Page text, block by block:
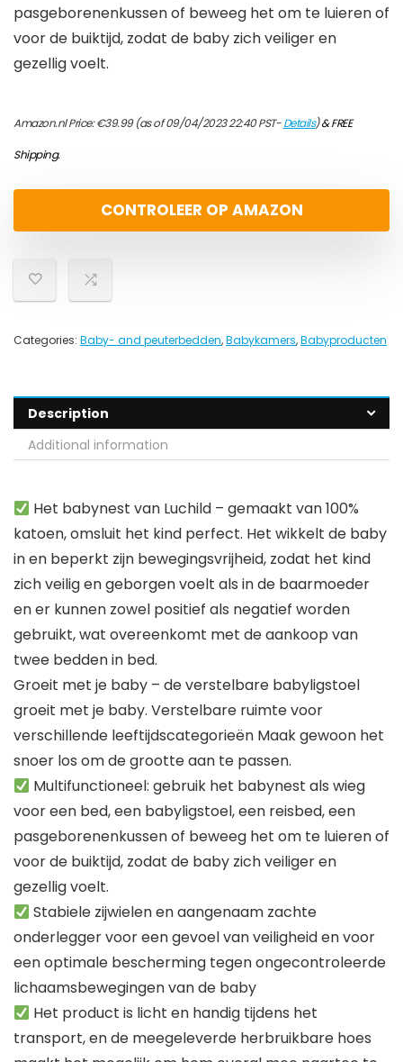
pasgeborenenkussen of beweeg het om te luieren of
voor de buiktijd, zodat de baby zich veiliger en
gezellig voelt.
Amazon.nl Price:€39.99(as of 09/04/2023 22:40 PST-Details)&FREE
Shipping.
CONTROLEER OP AMAZON
Categories: Baby- and peuterbedden,Babykamers,Babyproducten
Description
Additional information
Het babynest van Luchild – gemaakt van 100%
katoen, omsluit het kind perfect. Het wikkelt de baby
in en beperkt zijn bewegingsvrijheid, zodat het kind
zich veilig en geborgen voelt als in de baarmoeder
en er kunnen zowel positief als negatief worden
gebruikt, wat overeenkomt met de aankoop van
twee bedden in bed.
Groeit met je baby – de verstelbare babyligstoel
groeit met je baby. Verstelbare ruimte voor
verschillende leeftijdscategorieën Maak gewoon het
snoer los om de grootte aan te passen.
Multifunctioneel: gebruik het babynest als wieg
voor een bed, een babyligstoel, een reisbed, een
pasgeborenenkussen of beweeg het om te luieren of
voor de buiktijd, zodat de baby zich veiliger en
gezellig voelt.
Stabiele zijwielen en aangenaam zachte
onderlegger voor een gevoel van veiligheid en voor
een optimale bescherming tegen ongecontroleerde
lichaamsbewegingen van de baby
Het product is licht en handig tijdens het
transport, en de meegeleverde herbruikbare hoes